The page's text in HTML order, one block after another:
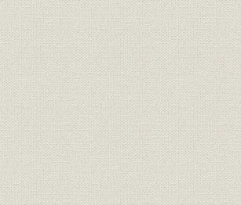
4. 鉄道院向け機関車用機器の開発
5. 電気時計の開発
6. 和田計器研究所の設立
第6節 外国企業からの技術提携の動き
1. ケルビン・ボットムレー社と舶用計器
2. バーエンドシュトラウス社、シーメ
1) バーエンドシュトラウス社